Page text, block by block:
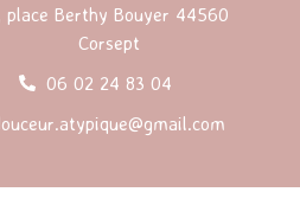
place Berthy Bouyer 44560
Corsept
06 02 24 83 04